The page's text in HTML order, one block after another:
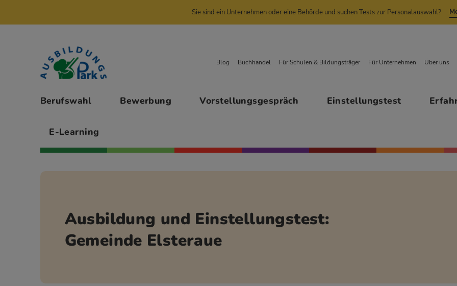
Sie sind ein Unternehmen oder eine Behörde und suchen Tests zur Personalauswahl?
Berufswahl Bewerbung Vorstellungsgespräch Einstellungstest
E-Learning
Blog Buchhandel Für Schulen & Bildungsträger Für Unternehmen Über uns
Ausbildung und Einstellungstest:
Gemeinde Elsteraue